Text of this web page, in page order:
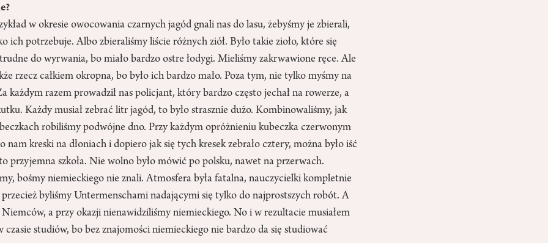
w okresie owocowania czarnych jagód gnali nas do lasu, żebyśmy je zbierali,
ich potrzebuje. Albo zbieraliśmy liście różnych ziół. Było takie zioło, które się
do wyrwania, bo miało bardzo ostre łodygi. Mieliśmy zakrwawione ręce. Ale
rzecz całkiem okropna, bo było ich bardzo mało. Poza tym, nie tylko myśmy na
każdym razem prowadził nas policjant, który bardzo często jechał na rowerze, a
Każdy musiał zebrać litr jagód, to było strasznie dużo. Kombinowaliśmy, jak
robiliśmy podwójne dno. Przy każdym opróżnieniu kubeczka czerwonym
kreski na dłoniach i dopiero jak się tych kresek zebrało cztery, można było iść
przyjemna szkoła. Nie wolno było mówić po polsku, nawet na przerwach.
bośmy niemieckiego nie znali. Atmosfera była fatalna, nauczycielki kompletnie
przecież byliśmy Untermenschami nadającymi się tylko do najprostszych robót. A
a przy okazji nienawidziliśmy niemieckiego. No i w rezultacie musiałem
czasie studiów, bo bez znajomości niemieckiego nie bardzo da się studiować